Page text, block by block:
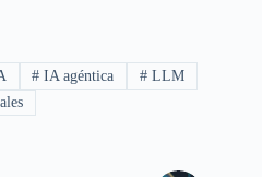
# IA agéntica # LLM